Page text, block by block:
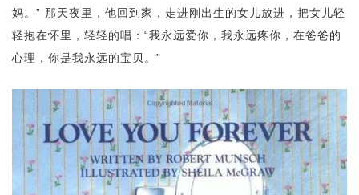
妈。” 那天夜里，他回到家，走进刚出生的女儿放进，把女儿轻
轻抱在怀里，轻轻的唱：“我永远爱你，我永远疼你，在爸爸的
心理，你是我永远的宝贝。”